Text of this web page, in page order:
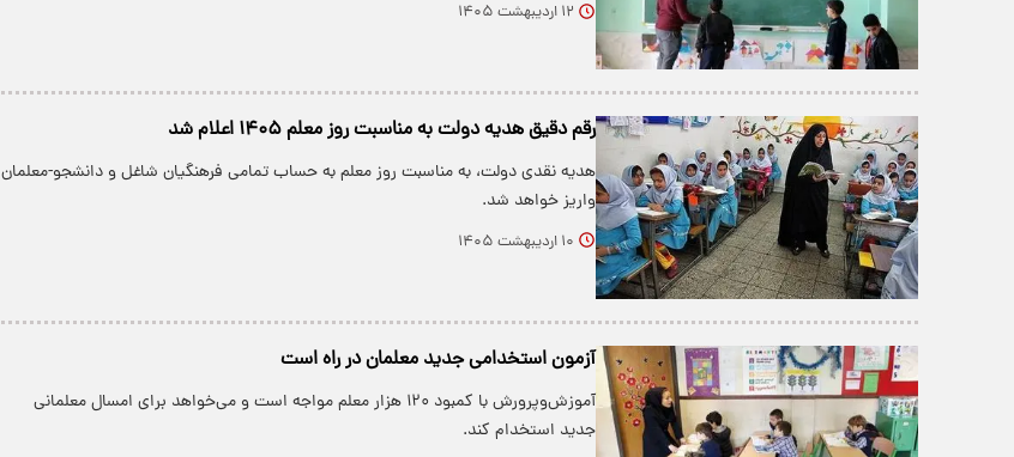
۱۲ اردیبهشت ۱۴۰۵
رقم دقیق هدیه دولت به مناسبت روز معلم ۱۴۰۵ اعلام شد
هدیه نقدی دولت، به مناسبت روز معلم به حساب تمامی فرهنگیان شاغل و دانشجو-معلمان
واریز خواهد شد.
۱۰ اردیبهشت ۱۴۰۵
آزمون استخدامی جدید معلمان در راه است
آموزش‌وپرورش با کمبود ۱۲۰ هزار معلم مواجه است و می‌خواهد برای امسال معلمانی
جدید استخدام کند.